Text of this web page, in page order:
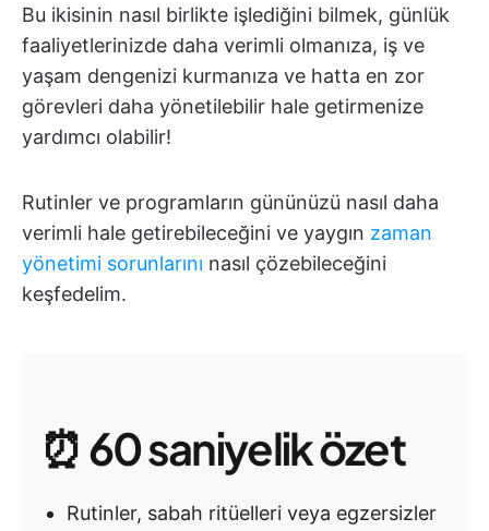
Bu ikisinin nasıl birlikte işlediğini bilmek, günlük
faaliyetlerinizde daha verimli olmanıza, iş ve
yaşam dengenizi kurmanıza ve hatta en zor
görevleri daha yönetilebilir hale getirmenize
yardımcı olabilir!
Rutinler ve programların gününüzü nasıl daha
verimli hale getirebileceğini ve yaygın zaman
yönetimi sorunlarını nasıl çözebileceğini
keşfedelim.
⏰ 60 saniyelik özet
Rutinler, sabah ritüelleri veya egzersizler